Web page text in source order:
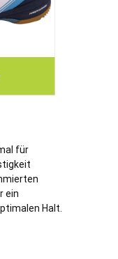
für
ein
Halt.